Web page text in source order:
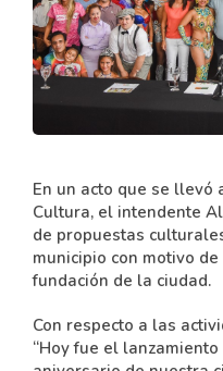
En un acto que se llevó
Cultura, el intendente
de propuestas
municipio con motivo
fundación de la ciudad.
Con respecto a las
“Hoy fue el